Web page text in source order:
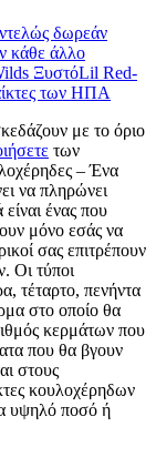
δωρεάν
κάθε άλλο
ΞυστόLil Red-
των ΗΠΑ
με το όριο
των
– Ένα
να πληρώνει
ένας που
μόνο εσάς να
σας επιτρέπουν
Οι τύποι
τέταρτο, πενήντα
στο οποίο θα
κερμάτων που
που θα βγουν
στους
κουλοχέρηδων
υψηλό ποσό ή